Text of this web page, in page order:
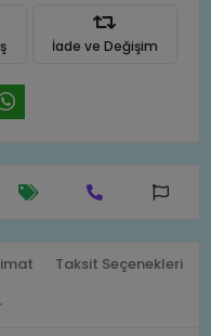
İade ve Değişim
Taksit Seçenekleri